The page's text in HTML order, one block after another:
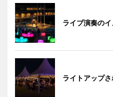
ライブ演奏の
ライトアップ